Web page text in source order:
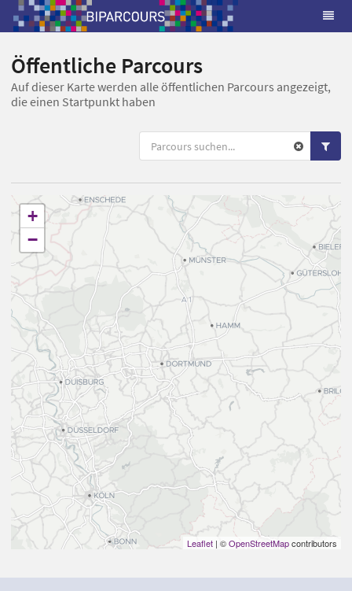
Öffentliche Parcours
Auf dieser Karte werden alle öffentlichen Parcours angezeigt,
die einen Startpunkt haben
+
−
Leaflet | ©OpenStreetMapcontributors